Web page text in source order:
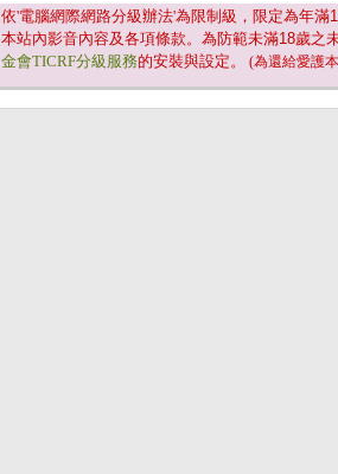
依'電腦網際網路分級辦法'為限制級，限定為年滿
本站內影音內容及各項條款。為防範未滿18歲之
金會TICRF分級服務的安裝與設定。 (為還給愛護